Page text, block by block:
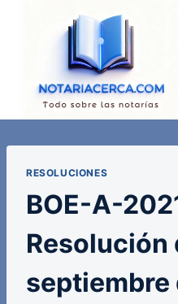
RESOLUCIONES
BOE-A-
Resolución
septiembre